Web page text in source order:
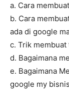
a. Cara
b. Cara
ada di google
c. Trik
d. Bagaimana
e. Bagaimana
google my bisnis